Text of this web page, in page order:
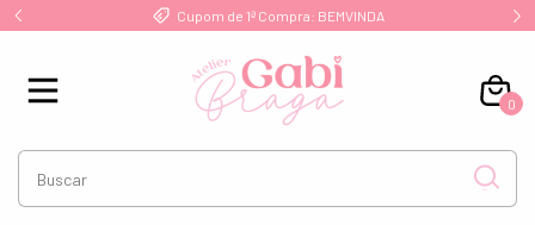
Cupom de 1ª Compra: BEMVINDA
0